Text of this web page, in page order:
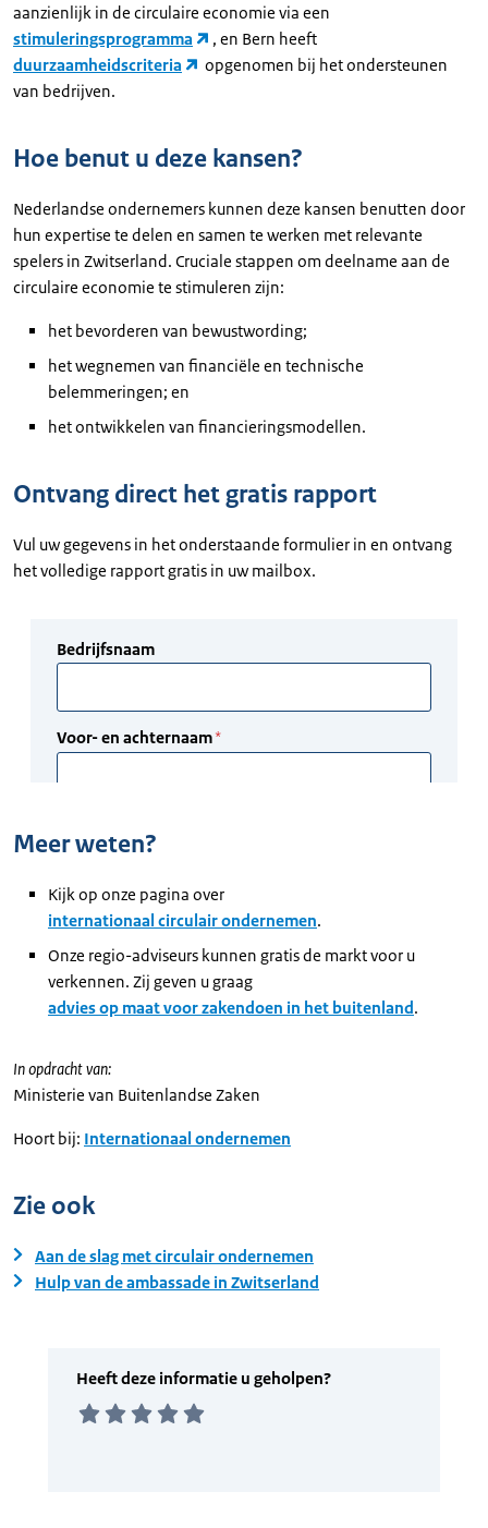
aanzienlijk in de circulaire economie via een
stimuleringsprogramma
, en Bern heeft
duurzaamheidscriteria
opgenomen bij het ondersteunen
van bedrijven.
Hoe benut u deze kansen?
Nederlandse ondernemers kunnen deze kansen benutten door
hun expertise te delen en samen te werken met relevante
spelers in Zwitserland. Cruciale stappen om deelname aan de
circulaire economie te stimuleren zijn:
het bevorderen van bewustwording;
het wegnemen van financiële en technische
belemmeringen; en
het ontwikkelen van financieringsmodellen.
Ontvang direct het gratis rapport
Vul uw gegevens in het onderstaande formulier in en ontvang
het volledige rapport gratis in uw mailbox.
Meer weten?
Kijk op onze pagina over
internationaal circulair ondernemen.
Onze regio-adviseurs kunnen gratis de markt voor u
verkennen. Zij geven u graag
advies op maat voor zakendoen in het buitenland.
In opdracht van:
Ministerie van Buitenlandse Zaken
Hoort bij: Internationaal ondernemen
Zie ook
Aan de slag met circulair ondernemen
Hulp van de ambassade in Zwitserland